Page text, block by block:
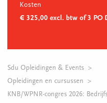
Kosten
€ 325,00 excl. btw of 3 PO
Sdu Opleidingen & Events
Opleidingen en cursussen
KNB/WPNR-congres 2026: